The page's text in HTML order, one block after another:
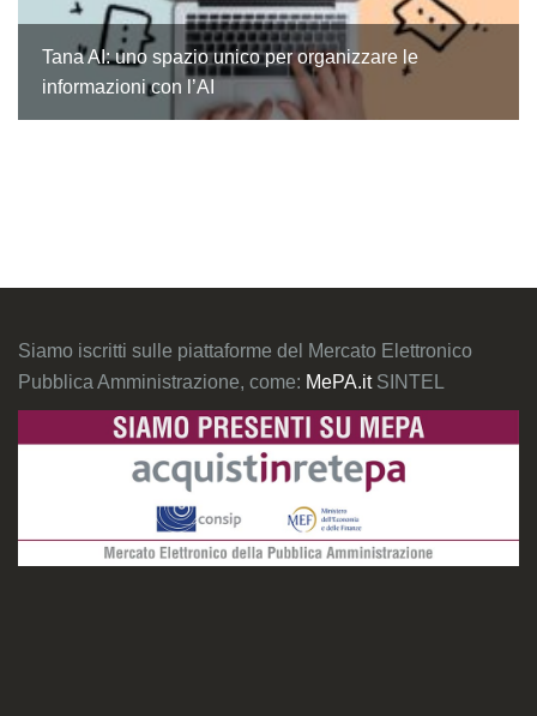
Tana AI: uno spazio unico per organizzare le
informazioni con l’AI
Siamo iscritti sulle piattaforme del Mercato Elettronico
Pubblica Amministrazione, come: MePA.it SINTEL